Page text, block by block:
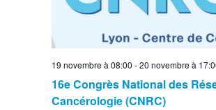
16e Congrès National des
Cancérologie (CNRC)
19 novembre à 08:00 -20 novembre à